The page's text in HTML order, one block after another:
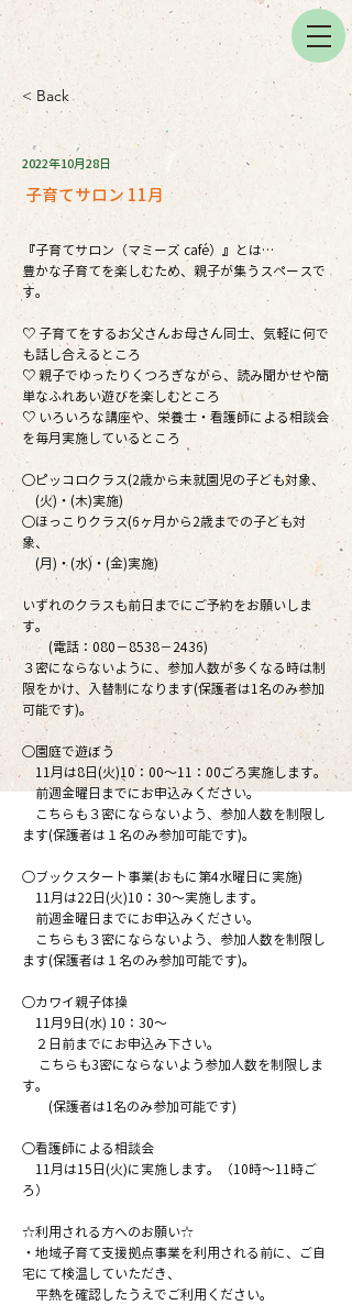
< Back
2022年10月28日
子育てサロン 11月
『子育てサロン（マミーズ café）』とは…
豊かな子育てを楽しむため、親子が集うスペースで
す。
♡ 子育てをするお父さんお母さん同士、気軽に何で
も話し合えるところ
♡ 親子でゆったりくつろぎながら、読み聞かせや簡
単なふれあい遊びを楽しむところ
♡ いろいろな講座や、栄養士・看護師による相談会
を毎月実施しているところ
○ピッコロクラス(2歳から未就園児の子ども対象、
(火)・(木)実施)
○ほっこりクラス(6ヶ月から2歳までの子ども対
象、
(月)・(水)・(金)実施)
いずれのクラスも前日までにご予約をお願いしま
す。
(電話：080－8538－2436)
３密にならないように、参加人数が多くなる時は制
限をかけ、入替制になります(保護者は1名のみ参加
可能です)。
○園庭で遊ぼう
11月は8日(火)10：00～11：00ごろ実施します。
前週金曜日までにお申込みください。
こちらも３密にならないよう、参加人数を制限し
ます(保護者は１名のみ参加可能です)。
○ブックスタート事業(おもに第4水曜日に実施)
11月は22日(火)10：30～実施します。
前週金曜日までにお申込みください。
こちらも３密にならないよう、参加人数を制限し
ます(保護者は１名のみ参加可能です)。
○カワイ親子体操
11月9日(水) 10：30～
２日前までにお申込み下さい。
こちらも3密にならないよう参加人数を制限しま
す。
(保護者は1名のみ参加可能です)
○看護師による相談会
11月は15日(火)に実施します。（10時～11時ご
ろ）
☆利用される方へのお願い☆
・地域子育て支援拠点事業を利用される前に、ご自
宅にて検温していただき、
平熱を確認したうえでご利用ください。